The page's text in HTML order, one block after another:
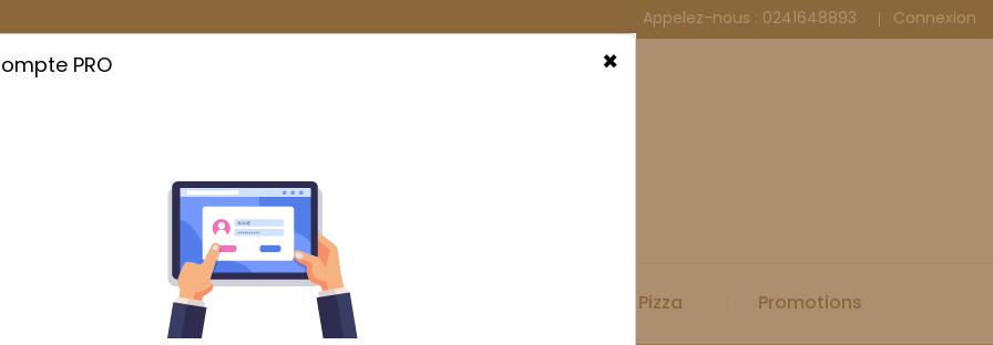
Appelez-nous : 0241648893 Connexion
Emballage Hygiène et Textile Spécial Pizza Promotions
×
PRO